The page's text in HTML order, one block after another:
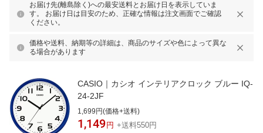
お届け先(離島除く)への最安送料とお届け日を表示していま
す。 お届け日は目安のため、正確な情報は注文画面でご確認
ください。
価格や送料、納期等の詳細は、商品のサイズや色によって異な
る場合があります
CASIO｜カシオ インテリアクロック ブルー IQ-
24-2JF
1,699円(価格+送料)
1,149 円 +送料550円